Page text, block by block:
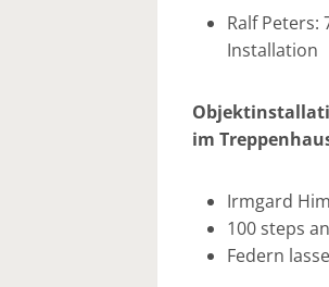
Ralf Peters:
Installation
im
Irmgard
100 steps
Federn